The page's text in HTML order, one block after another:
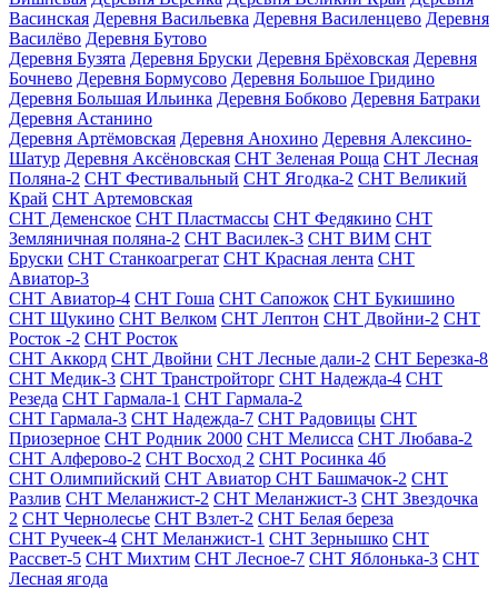
Васинская Деревня Васильевка Деревня Василенцево Деревня
Василёво Деревня Бутово
Деревня Бузята Деревня Бруски Деревня Брёховская Деревня
Бочнево Деревня Бормусово Деревня Большое Гридино
Деревня Большая Ильинка Деревня Бобково Деревня Батраки
Деревня Астанино
Деревня Артёмовская Деревня Анохино Деревня Алексино-
Шатур Деревня Аксёновская СНТ Зеленая Роща СНТ Лесная
Поляна-2 СНТ Фестивальный СНТ Ягодка-2 СНТ Великий
Край СНТ Артемовская
СНТ Деменское СНТ Пластмассы СНТ Федякино СНТ
Земляничная поляна-2 СНТ Василек-3 СНТ ВИМ СНТ
Бруски СНТ Станкоагрегат СНТ Красная лента СНТ
Авиатор-3
СНТ Авиатор-4 СНТ Гоша СНТ Сапожок СНТ Букишино
СНТ Щукино СНТ Велком СНТ Лептон СНТ Двойни-2 СНТ
Росток -2 СНТ Росток
СНТ Аккорд СНТ Двойни СНТ Лесные дали-2 СНТ Березка-8
СНТ Медик-3 СНТ Транстройторг СНТ Надежда-4 СНТ
Резеда СНТ Гармала-1 СНТ Гармала-2
СНТ Гармала-3 СНТ Надежда-7 СНТ Радовицы СНТ
Приозерное СНТ Родник 2000 СНТ Мелисса СНТ Любава-2
СНТ Алферово-2 СНТ Восход 2 СНТ Росинка 4б
СНТ Олимпийский СНТ Авиатор СНТ Башмачок-2 СНТ
Разлив СНТ Меланжист-2 СНТ Меланжист-3 СНТ Звездочка
2 СНТ Чернолесье СНТ Взлет-2 СНТ Белая береза
СНТ Ручеек-4 СНТ Меланжист-1 СНТ Зернышко СНТ
Рассвет-5 СНТ Михтим СНТ Лесное-7 СНТ Яблонька-3 СНТ
Лесная ягода